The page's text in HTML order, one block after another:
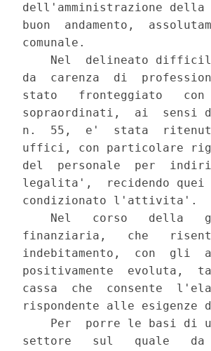
dell'amministrazione
buon  andamento,
comunale.
Nel  delineato
da  carenza  di
stato   fronteggiato
sopraordinati,  ai  sensi
n.  55,  e'  stata
uffici, con particolare
del  personale  per
legalita',  recidendo quei
condizionato l'attivita'.
Nel   corso   della
finanziaria,   che
indebitamento,  con  gli
positivamente  evoluta,
cassa  che  consente
rispondente alle
Per  porre le basi di
settore   sul   quale   da